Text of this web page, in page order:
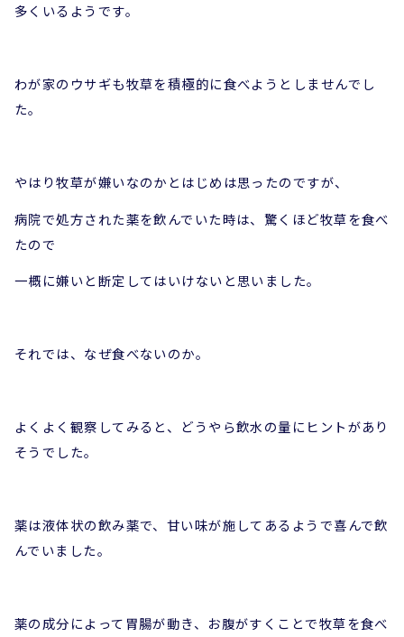
多くいるようです。
わが家のウサギも牧草を積極的に食べようとしませんでし
た。
やはり牧草が嫌いなのかとはじめは思ったのですが、
病院で処方された薬を飲んでいた時は、驚くほど牧草を食べ
たので
一概に嫌いと断定してはいけないと思いました。
それでは、なぜ食べないのか。
よくよく観察してみると、どうやら飲水の量にヒントがあり
そうでした。
薬は液体状の飲み薬で、甘い味が施してあるようで喜んで飲
んでいました。
薬の成分によって胃腸が動き、お腹がすくことで牧草を食べ